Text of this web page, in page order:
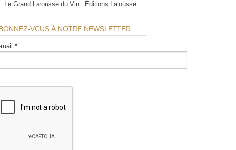
Le Grand Larousse du Vin . Éditions Larousse
VOUS À NOTRE NEWSLETTER
*